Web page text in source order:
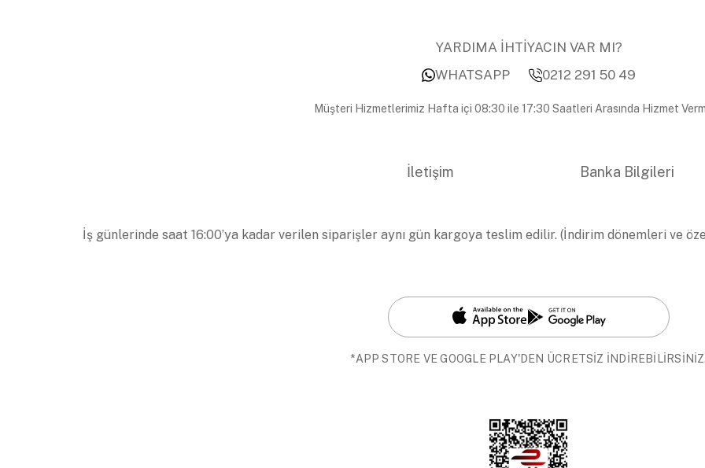
YARDIMA İHTİYACIN VAR MI?
WHATSAPP
0212 291 50 49
Müşteri Hizmetlerimiz Hafta içi 08:30 ile 17:30 Saatleri Arasında Hizmet
İletişim Banka Bilgileri
İş günlerinde saat 16:00’ya kadar verilen siparişler aynı gün kargoya teslim edilir. (İndirim dönemleri ve
*APP STORE VE GOOGLE PLAY'DEN ÜCRETSİZ İNDİREBİLİRSİNİZ.